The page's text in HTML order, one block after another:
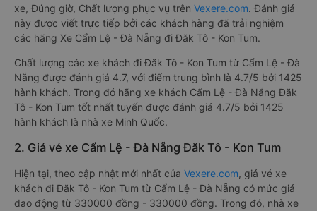
xe, Đúng giờ, Chất lượng phục vụ trên Vexere.com. Đánh giá
này được viết trực tiếp bởi các khách hàng đã trải nghiệm
các hãng Xe Cẩm Lệ - Đà Nẵng đi Đăk Tô - Kon Tum.
Chất lượng các xe khách đi Đăk Tô - Kon Tum từ Cẩm Lệ - Đà
Nẵng được đánh giá 4.7, với điểm trung bình là 4.7/5 bởi 1425
hành khách. Trong đó hãng xe khách Cẩm Lệ - Đà Nẵng Đăk
Tô - Kon Tum tốt nhất tuyến được đánh giá 4.7/5 bởi 1425
hành khách là nhà xe Minh Quốc.
2. Giá vé xe Cẩm Lệ - Đà Nẵng Đăk Tô - Kon Tum
Hiện tại, theo cập nhật mới nhất của Vexere.com, giá vé xe
khách đi Đăk Tô - Kon Tum từ Cẩm Lệ - Đà Nẵng có mức giá
dao động từ 330000 đồng - 330000 đồng. Trong đó, nhà xe